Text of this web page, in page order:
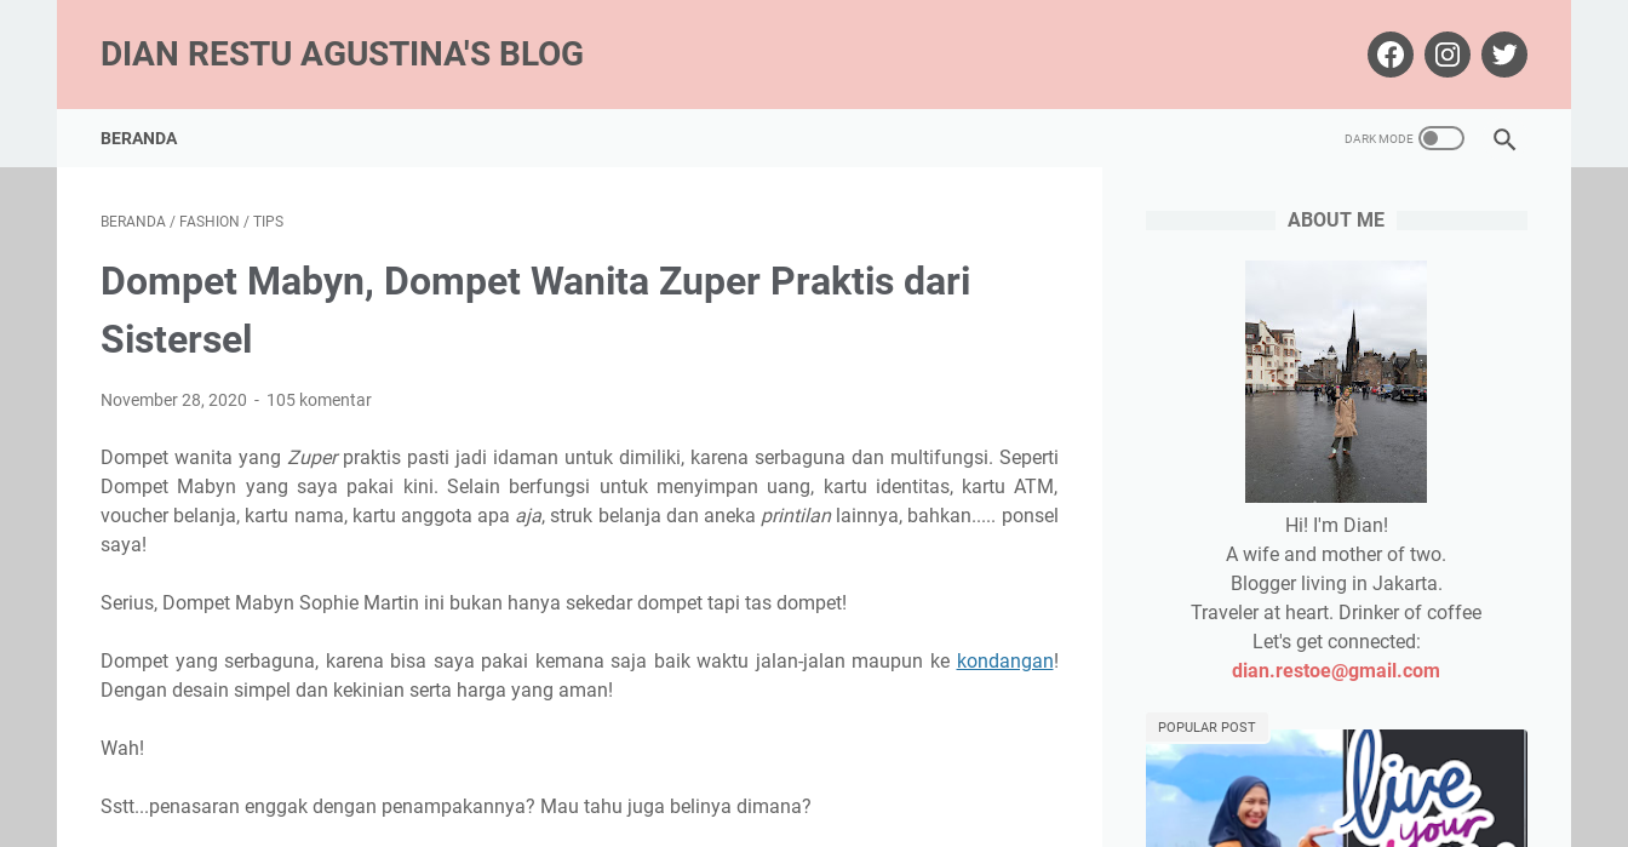
DIAN RESTU AGUSTINA'S BLOG
BERANDA
BERANDA / FASHION / TIPS
Dompet Mabyn, Dompet Wanita Zuper Praktis dari
Sistersel
November 28, 2020 105 komentar
Dompet wanita yang Zuperpraktis pasti jadi idaman untuk dimiliki, karena serbaguna dan multifungsi. Seperti
Dompet Mabyn yang saya pakai kini. Selain berfungsi untuk menyimpan uang, kartu identitas, kartu ATM,
voucher belanja, kartu nama, kartu anggota apa aja, struk belanja dan aneka printilanlainnya, bahkan..... ponsel
saya!
Serius, Dompet Mabyn Sophie Martin ini bukan hanya sekedar dompet tapi tas dompet!
Dompet yang serbaguna, karena bisa saya pakai kemana saja baik waktu jalan-jalan maupun ke kondangan!
Dengan desain simpel dan kekinian serta harga yang aman!
Wah!
Sstt...penasaran enggak dengan penampakannya? Mau tahu juga belinya dimana?
ABOUT ME
Hi! I'm Dian!
A wife and mother of two.
Blogger living in Jakarta.
Traveler at heart. Drinker of coffee
Let's get connected:
dian.restoe@gmail.com
POPULAR POST